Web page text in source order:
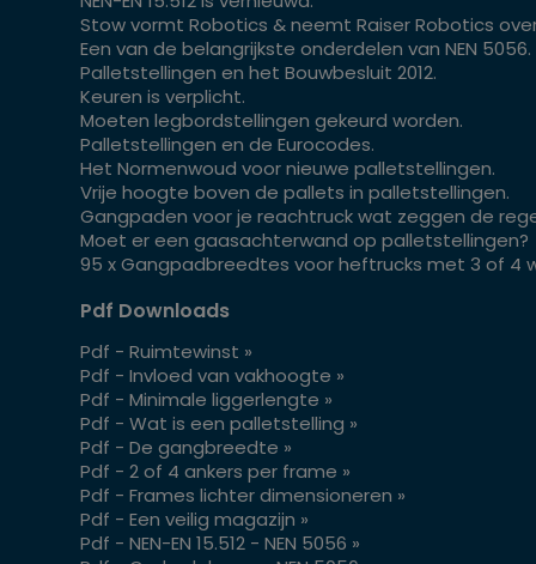
Stow vormt Robotics & neemt Raiser Robotics
Een van de belangrijkste onderdelen van NEN 5056.
Palletstellingen en het Bouwbesluit 2012.
Keuren is verplicht.
Moeten legbordstellingen gekeurd worden.
Palletstellingen en de Eurocodes.
Het Normenwoud voor nieuwe palletstellingen.
Vrije hoogte boven de pallets in palletstellingen.
Gangpaden voor je reachtruck wat zeggen de
Moet er een gaasachterwand op palletstellingen?
95 x Gangpadbreedtes voor heftrucks met 3 of 4
Pdf Downloads
Pdf - Ruimtewinst »
Pdf - Invloed van vakhoogte »
Pdf - Minimale liggerlengte »
Pdf - Wat is een palletstelling »
Pdf - De gangbreedte »
Pdf - 2 of 4 ankers per frame »
Pdf - Frames lichter dimensioneren »
Pdf - Een veilig magazijn »
Pdf - NEN-EN 15.512 - NEN 5056 »